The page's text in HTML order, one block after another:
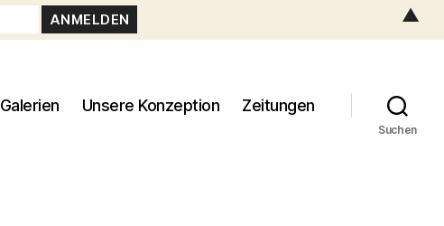
Galerien Unsere Konzeption Zeitungen
Suchen
▲